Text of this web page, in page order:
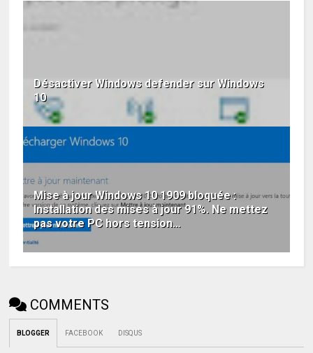
Désactiver Windows defender sur Windows
10
Mise à jour Windows 10 1909 bloquée :
Installation des mises à jour 91%. Ne mettez
pas votre PC hors tension…
COMMENTS
BLOGGER FACEBOOK DISQUS